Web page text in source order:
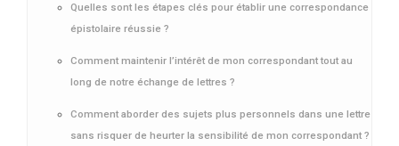
Quelles sont les étapes clés pour établir une correspondance
épistolaire réussie ?
Comment maintenir l’intérêt de mon correspondant tout au
long de notre échange de lettres ?
Comment aborder des sujets plus personnels dans une lettre
sans risquer de heurter la sensibilité de mon correspondant ?